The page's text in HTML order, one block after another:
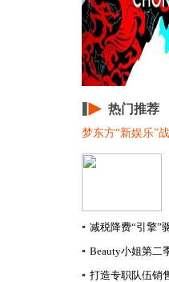
热门推荐
梦东方“新娱乐”
▪ 减税降费“引擎”
▪ Beauty小姐第二
▪ 打造专职队伍销